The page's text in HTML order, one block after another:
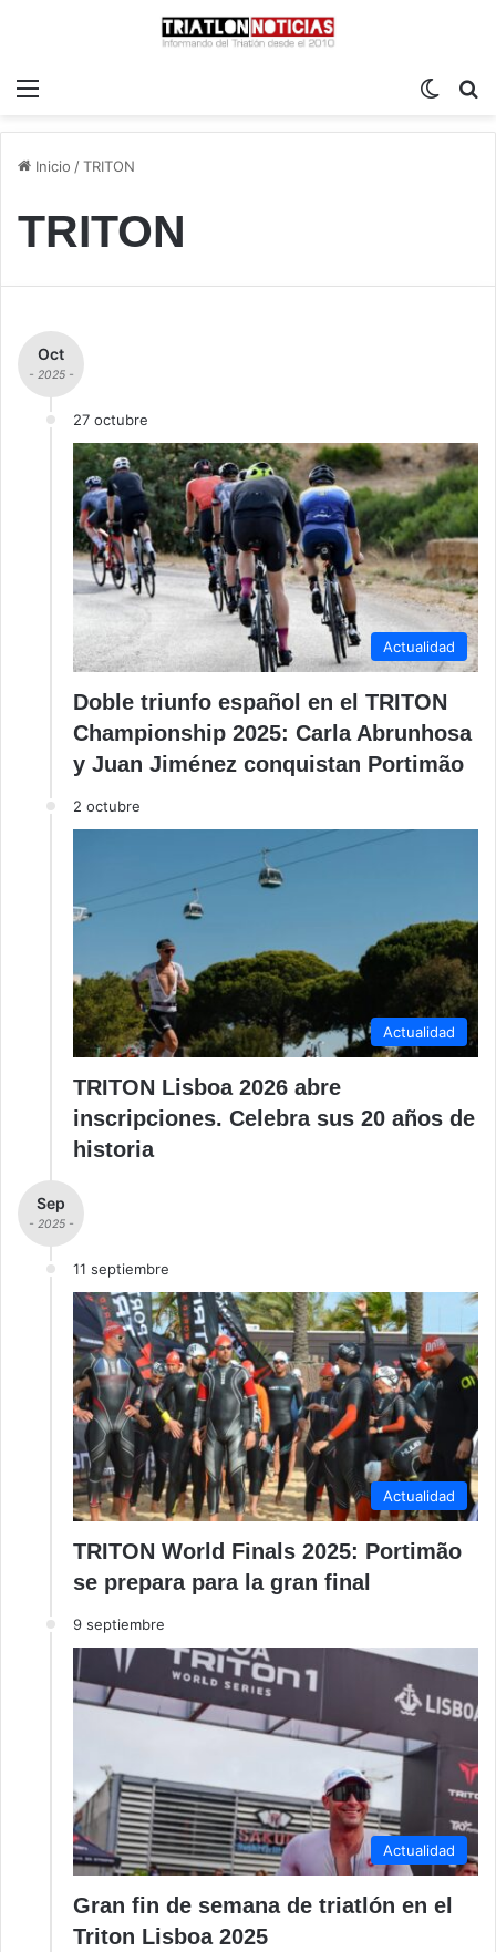
Inicio /TRITON
TRITON
Oct
- 2025 -
27 octubre
Actualidad
Doble triunfo español en el TRITON
Championship 2025: Carla Abrunhosa
y Juan Jiménez conquistan Portimão
2 octubre
Actualidad
TRITON Lisboa 2026 abre
inscripciones. Celebra sus 20 años de
historia
Sep
- 2025 -
11 septiembre
Actualidad
TRITON World Finals 2025: Portimão
se prepara para la gran final
9 septiembre
Actualidad
Gran fin de semana de triatlón en el
Triton Lisboa 2025